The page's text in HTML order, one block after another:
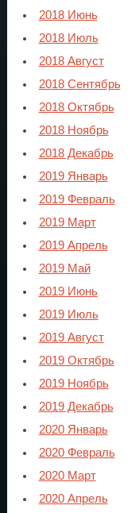
2018 Июнь
2018 Июль
2018 Август
2018 Сентябрь
2018 Октябрь
2018 Ноябрь
2018 Декабрь
2019 Январь
2019 Февраль
2019 Март
2019 Апрель
2019 Май
2019 Июнь
2019 Июль
2019 Август
2019 Октябрь
2019 Ноябрь
2019 Декабрь
2020 Январь
2020 Февраль
2020 Март
2020 Апрель